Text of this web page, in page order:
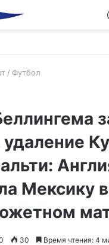
/ Футбол
удаление
Мексику
30 Время чтения: 4